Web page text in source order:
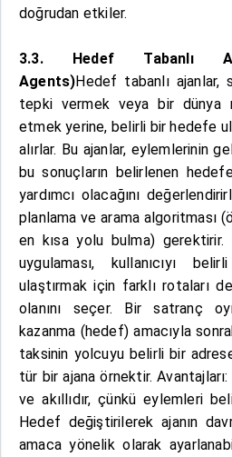
doğrudan etkiler.
3.3. Hedef Tabanlı
Agents)Hedef tabanlı ajanlar,
tepki vermek veya bir dünya
etmek yerine, belirli bir hedefe
alırlar. Bu ajanlar, eylemlerinin
bu sonuçların belirlenen
yardımcı olacağını
planlama ve arama algoritması
en kısa yolu bulma) gerektirir.
uygulaması, kullanıcıyı
ulaştırmak için farklı rotaları
olanını seçer. Bir satranç
kazanma (hedef) amacıyla
taksinin yolcuyu belirli bir
tür bir ajana örnektir. Avantajları:
ve akıllıdır, çünkü eylemleri
Hedef değiştirilerek ajanın
amaca yönelik olarak